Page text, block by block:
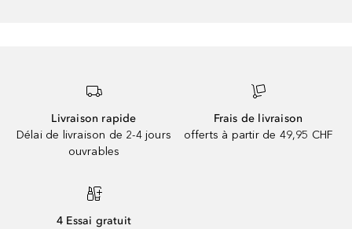
Livraison rapide
Délai de livraison de 2-4 jours
ouvrables
Frais de livraison
offerts à partir de 49,95 CHF
4 Essai gratuit